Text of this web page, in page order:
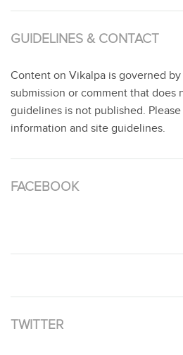
GUIDELINES & CONTACT
Content on Vikalpa is governed
submission or comment that does
guidelines is not published.
information and site guidelines.
FACEBOOK
TWITTER